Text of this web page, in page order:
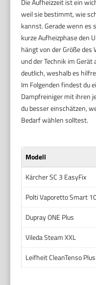
weil sie bestimmt, wie
kannst. Gerade wenn es
kurze Aufheizphase den
hängt von der Größe des
und der Technik im
deutlich, weshalb es
Im Folgenden findest du
Dampfreiniger mit ihren
du besser einschätzen,
Bedarf wählen solltest.
Modell
Kärcher SC 3 EasyFix
Polti Vaporetto Smart
Dupray ONE Plus
Vileda Steam XXL
Leifheit CleanTenso Plus